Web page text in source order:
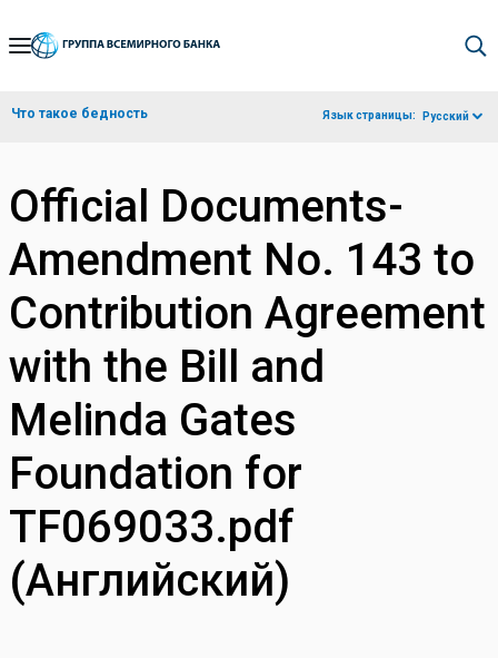
Skip
Navigation
Что такое бедность Язык страницы: Русский
Official Documents-
Amendment No. 143 to
Contribution Agreement
with the Bill and
Melinda Gates
Foundation for
TF069033.pdf
(Английский)